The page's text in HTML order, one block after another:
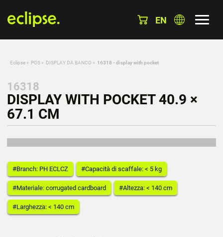
EN
Eclipse » POS » DISPLAY DA BANCO » 16318 - display with pocket
16318
DISPLAY WITH POCKET 40.9 ×
67.1 CM
#Branch: PH ECLCZ #Capacità di scaffale: < 5 kg
#Materiale: corrugated cardboard #Altezza: < 140 cm
#Larghezza: < 140 cm